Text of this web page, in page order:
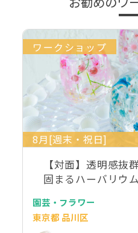
ワークショップ
8月[週末・祝日]
【対面】透明感抜
固まるハーバリウ
園芸・フラワー
東京都 品川区